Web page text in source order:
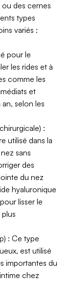
des cernes
types
variés :
pour le
les rides et à
comme les
et
selon les
:
utilisé dans la
sans
des
du nez
hyaluronique
lisser le
: Ce type
est utilisé
importantes du
chez